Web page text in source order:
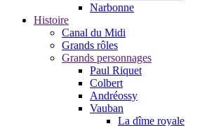
Narbonne
Histoire
Canal du Midi
Grands rôles
Grands personnages
Paul Riquet
Colbert
Andréossy
Vauban
La dîme royale